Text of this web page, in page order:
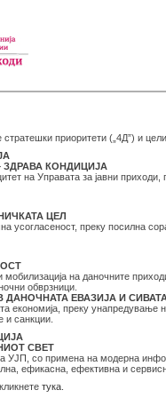
приоритети („4Д”) и
ЗДРАВА КОНДИЦИЈА
на Управата за јавни
ЦЕЛ
усогласеност, преку посилна
мобилизација на даночните
обврзници.
ЕВАЗИЈА И
економија, преку
и санкции.
СВЕТ
УЈП, со примена на модерна
ефикасна, ефективна и
тука